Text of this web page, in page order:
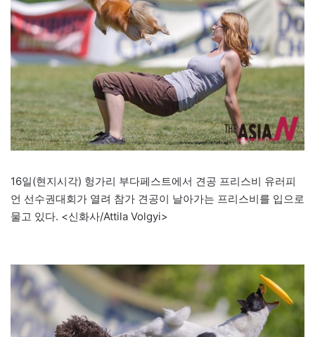
16일(현지시각) 헝가리 부다페스트에서 견공 프리스비 유러피
언 선수권대회가 열려 참가 견공이 날아가는 프리스비를 입으로
물고 있다. <신화사/Attila Volgyi>